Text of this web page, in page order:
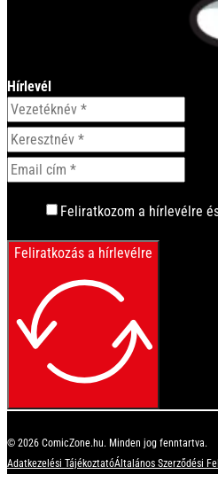
Hírlevél
Feliratkozom a hírlevélre
Feliratkozás a hírlevélre
© 2026 ComicZone.hu. Minden jog fenntartva.
Adatkezelési TájékoztatóÁltalános Szerződési